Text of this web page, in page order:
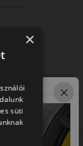
EU-s címkével
×
süti